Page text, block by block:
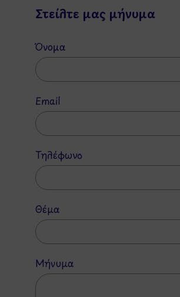
Στείλτε μας μήνυμα
Όνομα
Email
Τηλέφωνο
Θέμα
Μήνυμα